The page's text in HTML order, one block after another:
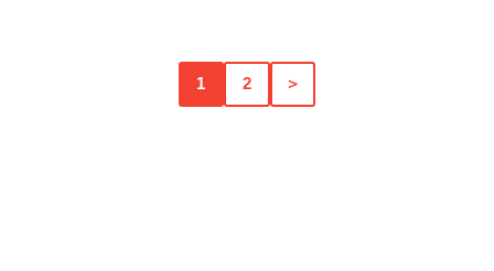
1 2 ＞